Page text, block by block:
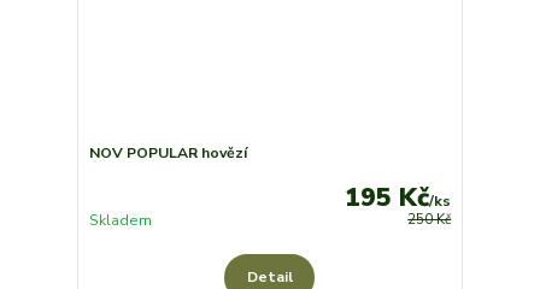
NOV POPULAR hovězí
250 Kč
195 Kč/ks
Skladem
Detail